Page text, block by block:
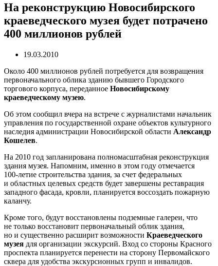
На реконструкцию Новосибирского
краеведческого музея будет потрачено
400 миллионов рублей
19.03.2010
Около 400 миллионов рублей потребуется для возвращения
первоначального облика зданию бывшего Городского
торгового корпуса, переданное Новосибирскому
краеведческому музею.
Об этом сообщил вчера на встрече с журналистами начальник
управления по государственной охране объектов культурного
наследия администрации Новосибирской области Александр
Кошелев.
На 2010 год запланирована полномасштабная реконструкция
здания музея. Напомним, именно в этом году отмечается
100-летие строительства здания, за счет федеральных
и областных целевых средств будет завершены реставрация
западного фасада, кровли, планируется воссоздать пожарную
каланчу.
Кроме того, будут восстановлены подземные галереи, что
не только восстановит первоначальный облик здания,
но и существенно расширит возможности Краеведческого
музея для организации экскурсий. Вход со стороны Красного
проспекта планируется перенести на сторону Первомайского
сквера для удобства экскурсионных групп и инвалидов.